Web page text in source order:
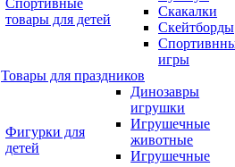
Спортивные
товары для детей
Скакалки
Скейтборды
игры
Товары для праздников
Фигурки для
детей
Динозавры
игрушки
Игрушечные
животные
Игрушечные